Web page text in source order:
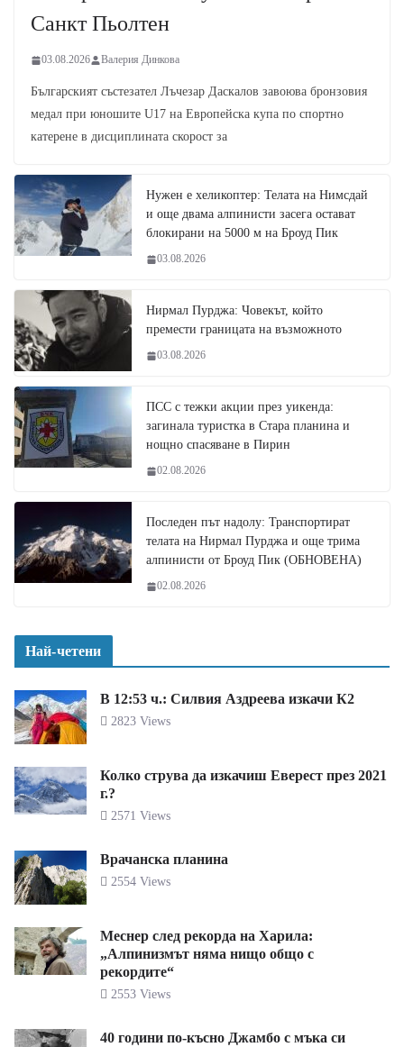
Санкт Пьолтен
03.08.2026 Валерия Динкова
Българският състезател Лъчезар Даскалов завоюва бронзовия
медал при юношите U17 на Европейска купа по спортно
катерене в дисциплината скорост за
Нужен е хеликоптер: Телата на Нимсдай
и още двама алпинисти засега остават
блокирани на 5000 м на Броуд Пик
03.08.2026
Нирмал Пурджа: Човекът, който
премести границата на възможното
03.08.2026
ПСС с тежки акции през уикенда:
загинала туристка в Стара планина и
нощно спасяване в Пирин
02.08.2026
Последен път надолу: Транспортират
телата на Нирмал Пурджа и още трима
алпинисти от Броуд Пик (ОБНОВЕНА)
02.08.2026
Най-четени
В 12:53 ч.: Силвия Аздреева изкачи К2
2823 Views
Колко струва да изкачиш Еверест през 2021
г.?
2571 Views
Врачанска планина
2554 Views
Меснер след рекорда на Харила:
„Алпинизмът няма нищо общо с
рекордите“
2553 Views
40 години по-късно Джамбо с мъка си